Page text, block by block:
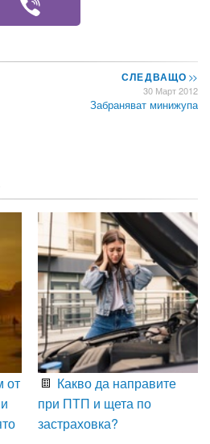
СЛЕДВАЩО>>
30 Март 2012
Забраняват минижупа
от
Какво да направите
при ПТП и щета по
застраховка?